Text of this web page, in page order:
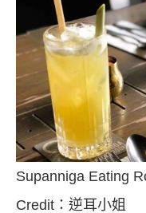
Supanniga Eating
Credit：逆耳小姐